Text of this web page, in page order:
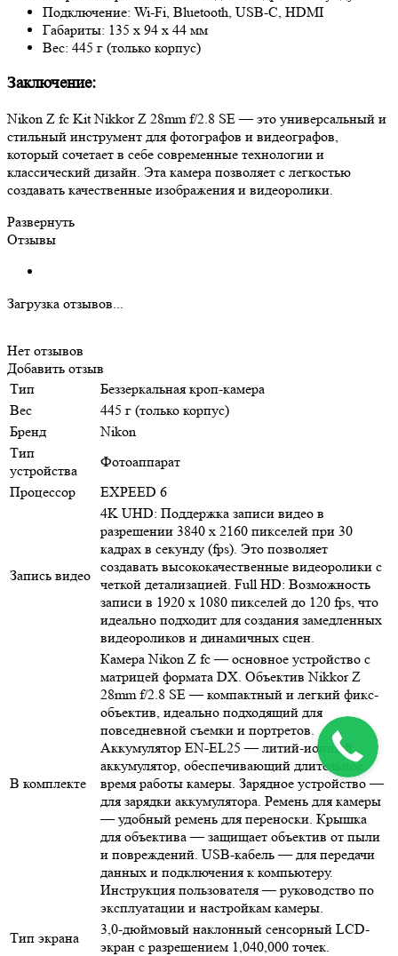
Подключение: Wi-Fi, Bluetooth, USB-C, HDMI
Габариты: 135 х 94 х 44 мм
Вес: 445 г (только корпус)
Заключение:
Nikon Z fc Kit Nikkor Z 28mm f/2.8 SE — это универсальный и
стильный инструмент для фотографов и видеографов,
который сочетает в себе современные технологии и
классический дизайн. Эта камера позволяет с легкостью
создавать качественные изображения и видеоролики.
Развернуть
Отзывы
Загрузка отзывов...
Нет отзывов
Добавить отзыв
Тип
Беззеркальная кроп-камера
Вес
445 г (только корпус)
Бренд
Nikon
Тип
устройства
Фотоаппарат
Процессор
EXPEED 6
Запись видео
4K UHD: Поддержка записи видео в
разрешении 3840 x 2160 пикселей при 30
кадрах в секунду (fps). Это позволяет
создавать высококачественные видеоролики с
четкой детализацией. Full HD: Возможность
записи в 1920 x 1080 пикселей до 120 fps, что
идеально подходит для создания замедленных
видеороликов и динамичных сцен.
В комплекте
Камера Nikon Z fc — основное устройство с
матрицей формата DX. Объектив Nikkor Z
28mm f/2.8 SE — компактный и легкий фикс-
объектив, идеально подходящий для
повседневной съемки и портретов.
Аккумулятор EN-EL25 — литий-ионный
аккумулятор, обеспечивающий длительное
время работы камеры. Зарядное устройство —
для зарядки аккумулятора. Ремень для камеры
— удобный ремень для переноски. Крышка
для объектива — защищает объектив от пыли
и повреждений. USB-кабель — для передачи
данных и подключения к компьютеру.
Инструкция пользователя — руководство по
эксплуатации и настройкам камеры.
Тип экрана
3,0-дюймовый наклонный сенсорный LCD-
экран с разрешением 1,040,000 точек.